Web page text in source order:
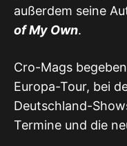
außerdem seine
of My Own.
Cro-Mags
Europa-Tour, bei
Deutschland-
Termine und die